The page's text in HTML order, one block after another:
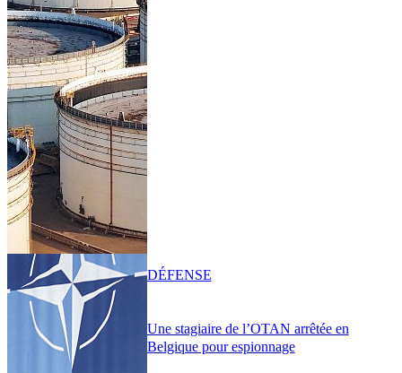
Une stagiaire de l’OTAN arrêtée en
Belgique pour espionnage
DÉFENSE